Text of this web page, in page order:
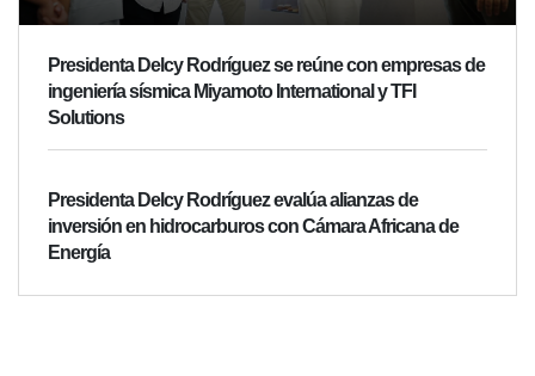
Presidenta Delcy Rodríguez se reúne con empresas de
ingeniería sísmica Miyamoto International y TFI
Solutions
Presidenta Delcy Rodríguez evalúa alianzas de
inversión en hidrocarburos con Cámara Africana de
Energía